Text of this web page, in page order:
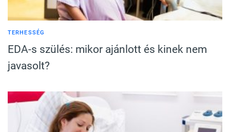
TERHESSÉG
EDA-s szülés: mikor ajánlott és kinek nem
javasolt?